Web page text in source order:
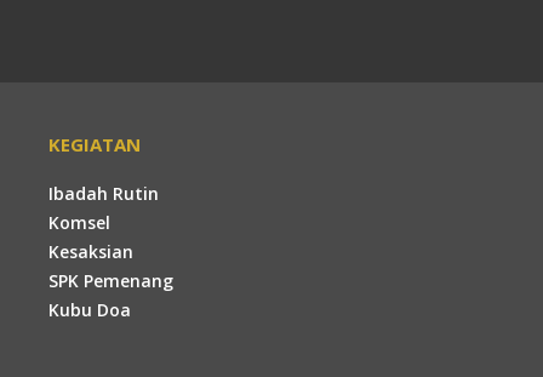
KEGIATAN
Ibadah Rutin
Komsel
Kesaksian
SPK Pemenang
Kubu Doa